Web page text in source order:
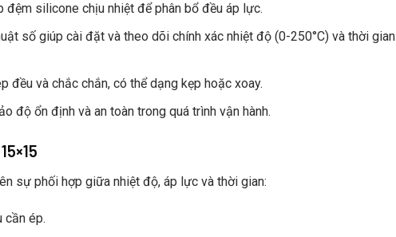
đệm silicone chịu nhiệt để phân bổ đều áp lực.
số giúp cài đặt và theo dõi chính xác nhiệt độ (0-250°C) và thời gian
và chắc chắn, có thể dạng kẹp hoặc xoay.
độ ổn định và an toàn trong quá trình vận hành.
sự phối hợp giữa nhiệt độ, áp lực và thời gian:
cần ép.